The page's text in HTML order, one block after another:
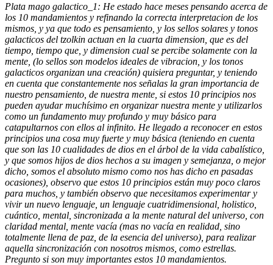
Plata mago galactico_1: He estado hace meses pensando acerca de
los 10 mandamientos y refinando la correcta interpretacion de los
mismos, y ya que todo es pensamiento, y los sellos solares y tonos
galacticos del tzolkin actuan en la cuarta dimension, que es del
tiempo, tiempo que, y dimension cual se percibe solamente con la
mente, (lo sellos son modelos ideales de vibracion, y los tonos
galacticos organizan una creación) quisiera preguntar, y teniendo
en cuenta que constantemente nos señalas la gran importancia de
nuestro pensamiento, de nuestra mente, si estos 10 principios nos
pueden ayudar muchísimo en organizar nuestra mente y utilizarlos
como un fundamento muy profundo y muy básico para
catapultarnos con ellos al infinito. He llegado a reconocer en estos
principios una cosa muy fuerte y muy básica (teniendo en cuenta
que son las 10 cualidades de dios en el árbol de la vida cabalístico,
y que somos hijos de dios hechos a su imagen y semejanza, o mejor
dicho, somos el absoluto mismo como nos has dicho en pasadas
ocasiones), observo que estos 10 principios están muy poco claros
para muchos, y también observo que necesitamos experimentar y
vivir un nuevo lenguaje, un lenguaje cuatridimensional, holistico,
cuántico, mental, sincronizada a la mente natural del universo, con
claridad mental, mente vacía (mas no vacía en realidad, sino
totalmente llena de paz, de la esencia del universo), para realizar
aquella sincronización con nosotros mismos, como estrellas.
Pregunto si son muy importantes estos 10 mandamientos.